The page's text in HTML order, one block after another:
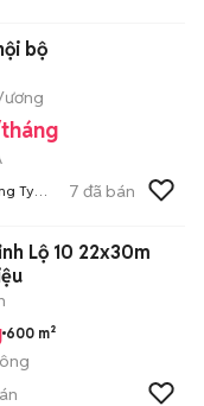
bộ
Ty
7 đã bán
Lộ 10 22x30m
600 m²